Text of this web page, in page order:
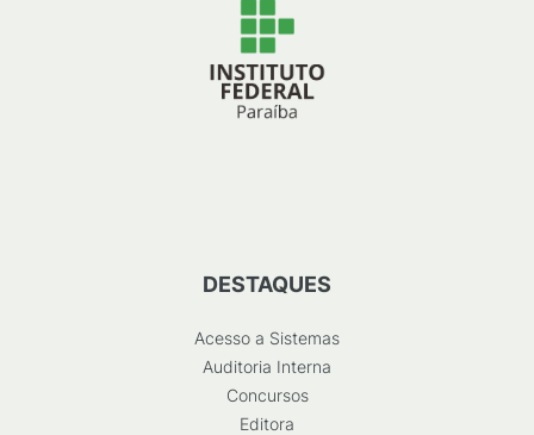
DESTAQUES
Acesso a Sistemas
Auditoria Interna
Concursos
Editora